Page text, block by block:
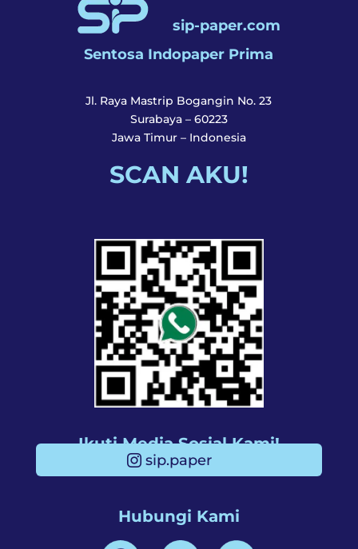
sip-paper.com
Sentosa Indopaper Prima
Jl. Raya Mastrip Bogangin No. 23
Surabaya – 60223
Jawa Timur – Indonesia
SCAN AKU!
Ikuti Media Sosial Kami!
sip.paper
Hubungi Kami